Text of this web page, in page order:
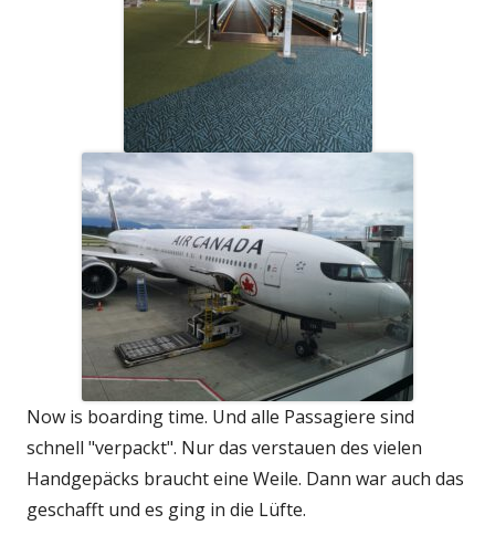
Now is boarding time. Und alle Passagiere sind
schnell "verpackt". Nur das verstauen des vielen
Handgepäcks braucht eine Weile. Dann war auch das
geschafft und es ging in die Lüfte.